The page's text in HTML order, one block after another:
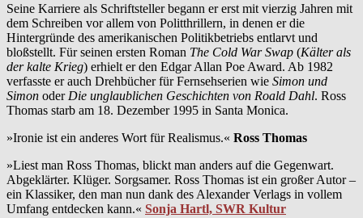
Seine Karriere als Schriftsteller begann er erst mit vierzig Jahren mit
dem Schreiben vor allem von Politthrillern, in denen er die
Hintergründe des amerikanischen Politikbetriebs entlarvt und
bloßstellt. Für seinen ersten Roman The Cold War Swap (Kälter als
der kalte Krieg) erhielt er den Edgar Allan Poe Award. Ab 1982
verfasste er auch Drehbücher für Fernsehserien wie Simon und
Simon oder Die unglaublichen Geschichten von Roald Dahl. Ross
Thomas starb am 18. Dezember 1995 in Santa Monica.
»Ironie ist ein anderes Wort für Realismus.« Ross Thomas
»Liest man Ross Thomas, blickt man anders auf die Gegenwart.
Abgeklärter. Klüger. Sorgsamer. Ross Thomas ist ein großer Autor –
ein Klassiker, den man nun dank des Alexander Verlags in vollem
Umfang entdecken kann.« Sonja Hartl, SWR Kultur